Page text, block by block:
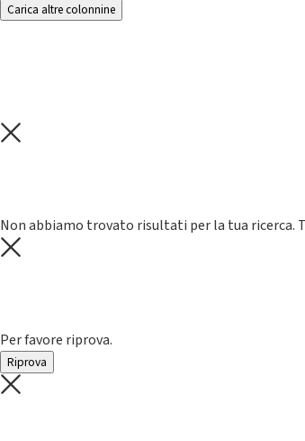
Carica altre colonnine
Non abbiamo trovato risultati per la tua ricerca.
Per favore riprova.
Riprova